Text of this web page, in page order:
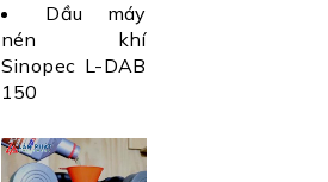
Dầu máy
nén khí
Sinopec L-DAB
150